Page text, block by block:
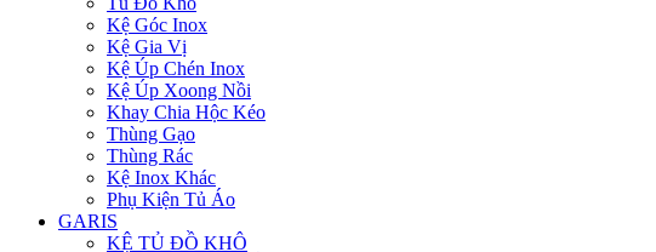
Kệ Góc Inox
Kệ Gia Vị
Kệ Úp Chén Inox
Kệ Úp Xoong Nồi
Khay Chia Hộc Kéo
Thùng Gạo
Thùng Rác
Kệ Inox Khác
Phụ Kiện Tủ Áo
GARIS
KỆ TỦ ĐỒ KHÔ